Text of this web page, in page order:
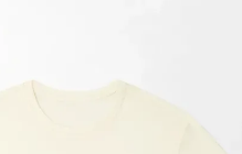
Chaqueta